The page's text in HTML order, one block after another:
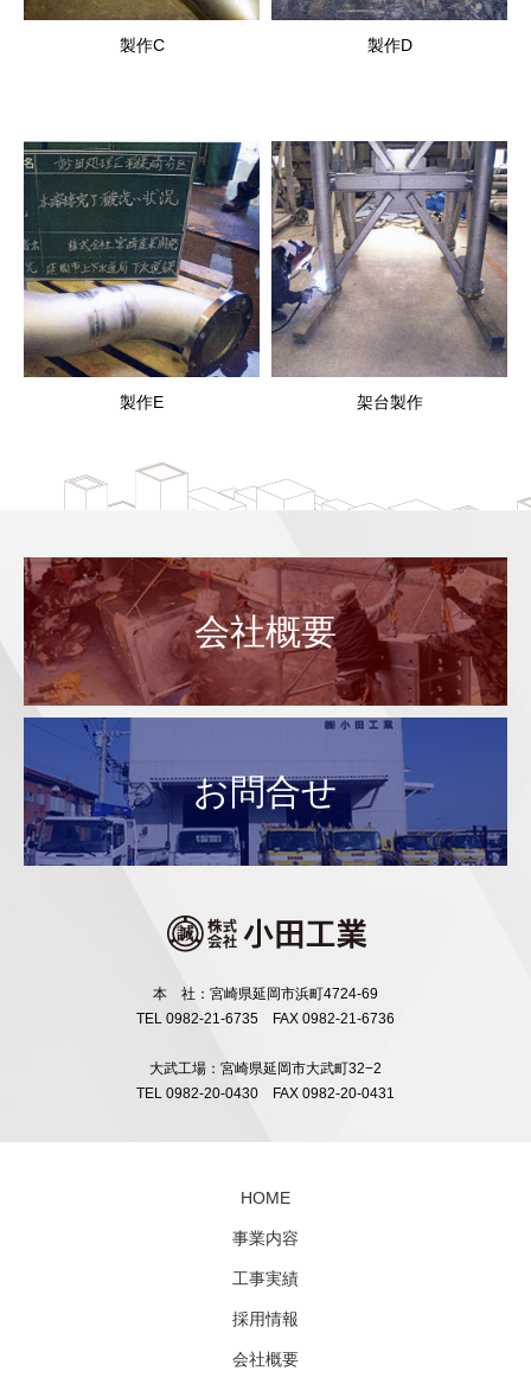
製作C 製作D
製作E 架台製作
会社概要
お問合せ
本 社：宮崎県延岡市浜町4724-69
TEL 0982-21-6735 FAX 0982-21-6736
大武工場：宮崎県延岡市大武町32−2
TEL 0982-20-0430 FAX 0982-20-0431
HOME
事業内容
工事実績
採用情報
会社概要